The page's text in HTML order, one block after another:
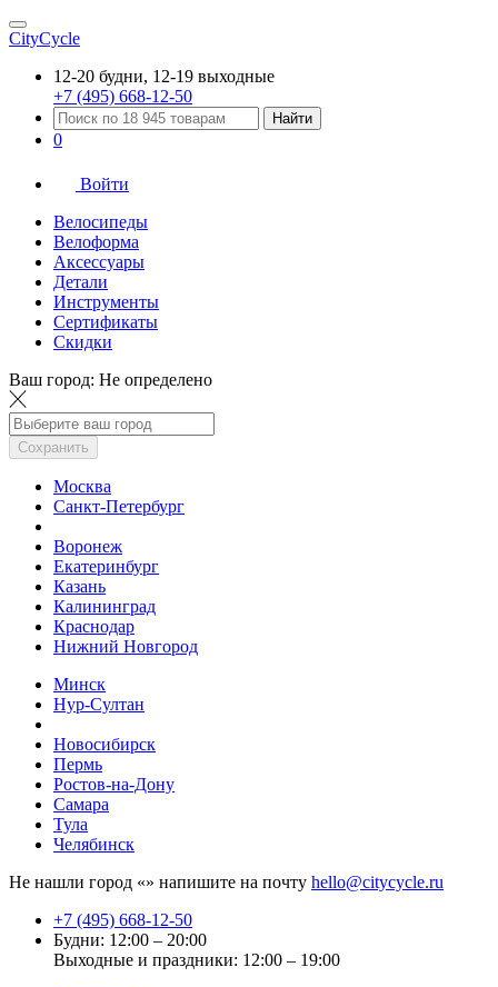
CityCycle
12-20 будни, 12-19 выходные
+7 (495) 668-12-50
Найти
0
Войти
Велосипеды
Велоформа
Аксессуары
Детали
Инструменты
Сертификаты
Скидки
Ваш город: Не определено
Сохранить
Москва
Санкт-Петербург
Воронеж
Екатеринбург
Казань
Калининград
Краснодар
Нижний Новгород
Минск
Нур-Султан
Новосибирск
Пермь
Ростов-на-Дону
Самара
Тула
Челябинск
Не нашли город «» напишите на почту hello@citycycle.ru
+7 (495) 668-12-50
Будни: 12:00 – 20:00
Выходные и праздники: 12:00 – 19:00